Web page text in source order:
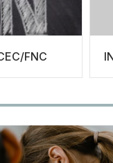
FNC